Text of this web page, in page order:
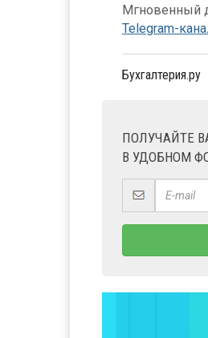
Мгновенный
Telegram-
Бухгалтерия.ру
ПОЛУЧАЙТЕ
В УДОБНОМ